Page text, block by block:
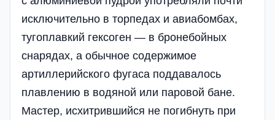
исключительно в торпедах и авиабомбах,
тугоплавкий гексоген — в бронебойных
снарядах, а обычное содержимое
артиллерийского фугаса поддавалось
плавлению в водяной или паровой бане.
Мастер, исхитрившийся не погибнуть при